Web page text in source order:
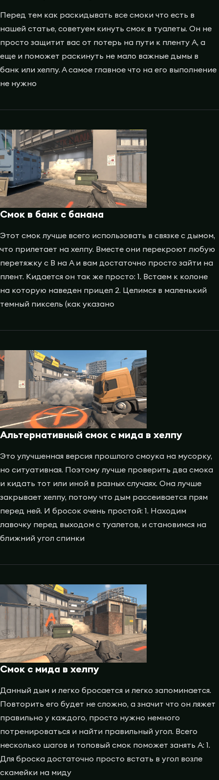
Перед тем как раскидывать все смоки что есть в
нашей статье, советуем кинуть смок в туалеты. Он не
просто защитит вас от потерь на пути к пленту A, а
еще и поможет раскинуть не мало важные дымы в
банк или хелпу. А самое главное что на его выполнение
не нужно
Смок в банк с банана
Этот смок лучше всего использовать в связке с дымом,
что прилетает на хелпу. Вместе они перекроют любую
перетяжку с B на A и вам достаточно просто зайти на
плент. Кидается он так же просто: 1. Встаем к колоне
на которую наведен прицел 2. Целимся в маленький
темный пиксель (как указано
Альтернативный смок с мида в хелпу
Это улучшенная версия прошлого смоука на мусорку,
но ситуативная. Поэтому лучше проверить два смока
и кидать тот или иной в разных случаях. Она лучше
закрывает хелпу, потому что дым рассеивается прям
перед ней. И бросок очень простой: 1. Находим
лавочку перед выходом с туалетов, и становимся на
ближний угол спинки
Смок с мида в хелпу
Данный дым и легко бросается и легко запоминается.
Повторить его будет не сложно, а значит что он ляжет
правильно у каждого, просто нужно немного
потренироваться и найти правильный угол. Всего
несколько шагов и топовый смок поможет занять A: 1.
Для броска достаточно просто встать в угол возле
скамейки на миду